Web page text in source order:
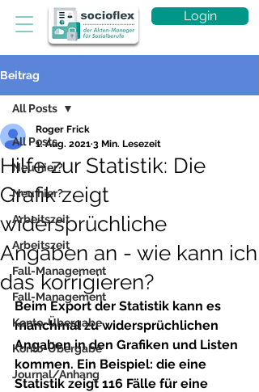
Login
Beitrag
All Posts
Neu hier?
Neu hier?
Arbeitszeit
Arbeitszeit
Fall-Management
Fall-Management
Konto-Übergabe
Konto-Übergabe
Journal/Anhang
All Posts
Hilfe zur Statistik: Die
Grafik zeigt
widersprüchliche
Angaben an - wie kann ich
das korrigieren?
Roger Frick
1. Aug. 2021 3 Min. Lesezeit
Beim Export der Statistik kann es
manchmal zu widersprüchlichen
Angaben in den Grafiken und Listen
kommen. Ein Beispiel: die eine
Statistik zeigt 116 Fälle für eine